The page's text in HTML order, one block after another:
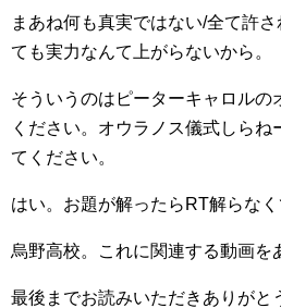
まあね何も真実ではない/全て許
ても実力なんて上がらないから。
そういうのはピーターキャロルの
ください。オウラノス儀式しらね
てください。
はい。お題が解ったらRT解らなく
烏野高校。これに関連する動画を
最後までお読みいただきありがと